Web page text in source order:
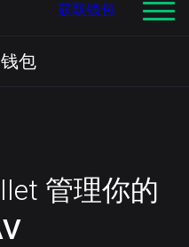
获取钱包
包
管理你的